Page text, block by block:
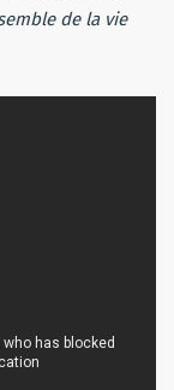
de la vie